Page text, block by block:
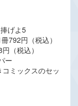
げよ5
792円（税込）
（税込）
ー
ミックスのセッ